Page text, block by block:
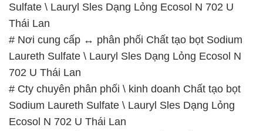
Sulfate \ Lauryl Sles Dạng Lỏng Ecosol N 702 U
Thái Lan
# Nơi cung cấp ↔ phân phối Chất tạo bọt Sodium
Laureth Sulfate \ Lauryl Sles Dạng Lỏng Ecosol N
702 U Thái Lan
# Cty chuyên phân phối \ kinh doanh Chất tạo bọt
Sodium Laureth Sulfate \ Lauryl Sles Dạng Lỏng
Ecosol N 702 U Thái Lan